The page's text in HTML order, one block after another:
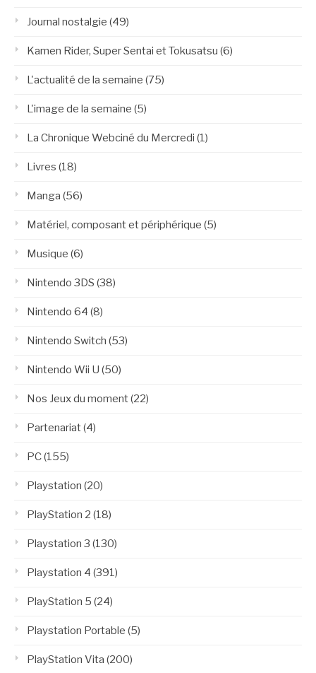
Journal nostalgie (49)
Kamen Rider, Super Sentai et Tokusatsu (6)
L'actualité de la semaine (75)
L'image de la semaine (5)
La Chronique Webciné du Mercredi (1)
Livres (18)
Manga (56)
Matériel, composant et périphérique (5)
Musique (6)
Nintendo 3DS (38)
Nintendo 64 (8)
Nintendo Switch (53)
Nintendo Wii U (50)
Nos Jeux du moment(22)
Partenariat(4)
PC(155)
Playstation (20)
PlayStation 2 (18)
Playstation 3 (130)
Playstation 4 (391)
PlayStation 5 (24)
Playstation Portable (5)
PlayStation Vita (200)